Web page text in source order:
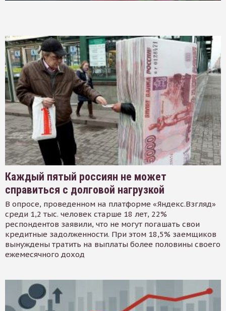
Каждый пятый россиян не может
справиться с долговой нагрузкой
В опросе, проведенном на платформе «Яндекс.Взгляд»
среди 1,2 тыс. человек старше 18 лет, 22%
респондентов заявили, что не могут погашать свои
кредитные задолженности. При этом 18,5% заемщиков
вынуждены тратить на выплаты более половины своего
ежемесячного доход